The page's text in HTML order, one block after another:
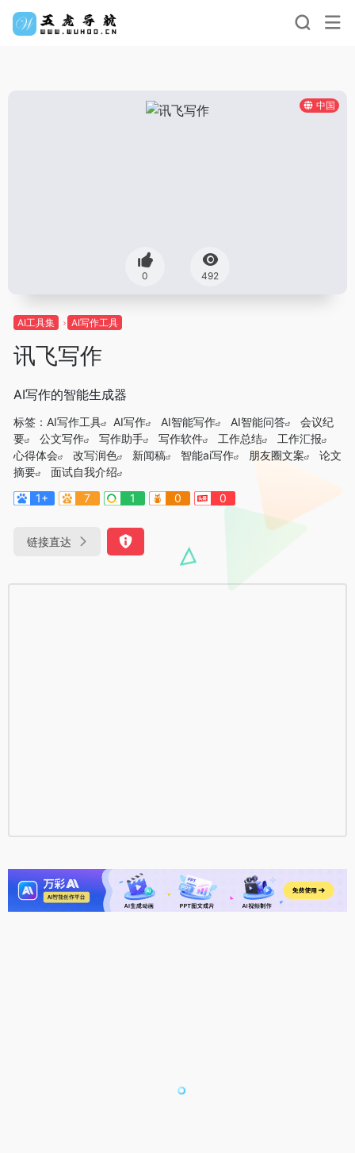
中国
0 492
AI工具集 AI写作工具
讯飞写作
AI写作的智能生成器
标签： AI写作工具 AI写作 AI智能写作 AI智能问答
会议纪
要
公文写作 写作助手 写作软件 工作总结
工作汇报
心得体会
改写润色 新闻稿 智能ai写作 朋友圈文案
论文
摘要
面试自我介绍
1+
7 1 0 0
链接直达